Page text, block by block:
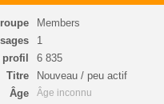
Members
1
6 835
Titre
Nouveau / peu actif
Âge
Âge inconnu